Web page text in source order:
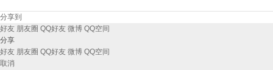
分享到
好友 朋友圈 QQ好友 微博 QQ空间
分享
好友 朋友圈 QQ好友 微博 QQ空间
取消